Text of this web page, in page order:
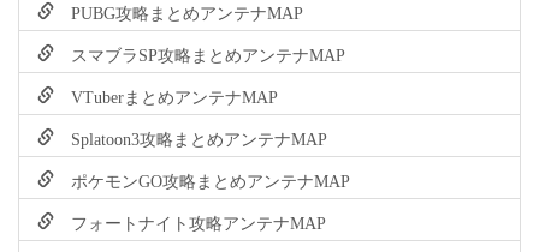
PUBG攻略まとめアンテナMAP
スマブラSP攻略まとめアンテナMAP
VTuberまとめアンテナMAP
Splatoon3攻略まとめアンテナMAP
ポケモンGO攻略まとめアンテナMAP
フォートナイト攻略アンテナMAP